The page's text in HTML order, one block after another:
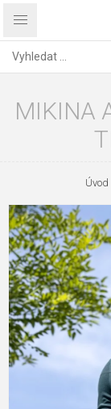
MIKINA
Úvod